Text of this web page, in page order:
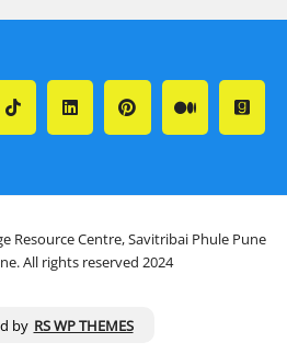
Resource Centre, Savitribai Phule Pune
All rights reserved 2024
by RS WP THEMES